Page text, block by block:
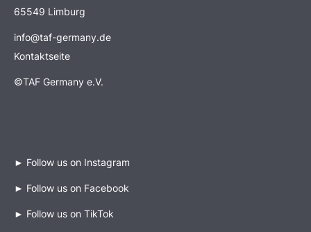
65549 Limburg
info@taf-germany.de
Kontaktseite
©TAF Germany e.V.
► Follow us on Instagram
► Follow us on Facebook
► Follow us on TikTok